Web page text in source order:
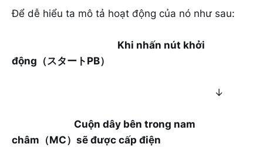
Để dễ hiểu ta mô tả hoạt động của nó như sau:
Khi nhấn nút khởi
động（スタートPB）
↓
Cuộn dây bên trong nam
châm（MC）sẽ được cấp điện